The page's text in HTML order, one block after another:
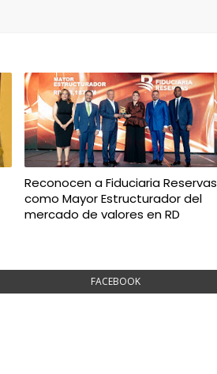
Reconocen a Fiduciaria Reservas
como Mayor Estructurador del
mercado de valores en RD
FACEBOOK